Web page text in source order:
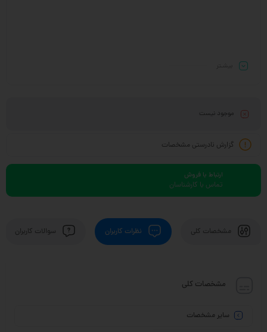
موجود نیست
گزارش نادرستی مشخصات
ارتباط با فروش
تماس با کارشناسان
مشخصات کلی نظرات کاربران سوالات کاربران
مشخصات کلی
سایر مشخصات